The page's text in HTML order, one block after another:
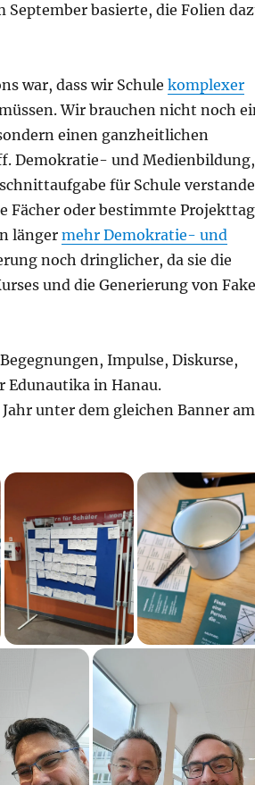
September basierte, die Folien
war, dass wir Schule komplexer
Wir brauchen nicht noch
einen ganzheitlichen
Demokratie- und Medienbildung,
für Schule
Fächer oder bestimmte
längermehr Demokratie- und
noch dringlicher, da sie die
und die Generierung von Fake
Impulse, Diskurse,
Edunautika in Hanau.
unter dem gleichen Banner am